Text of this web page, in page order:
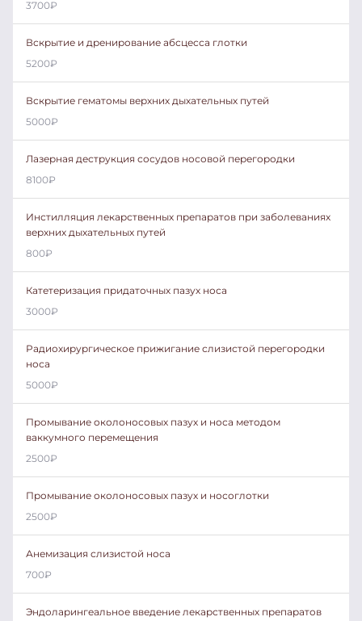
3700₽
Вскрытие и дренирование абсцесса глотки
5200₽
Вскрытие гематомы верхних дыхательных путей
5000₽
Лазерная деструкция сосудов носовой перегородки
8100₽
Инстилляция лекарственных препаратов при заболеваниях
верхних дыхательных путей
800₽
Катетеризация придаточных пазух носа
3000₽
Радиохирургическое прижигание слизистой перегородки
носа
5000₽
Промывание околоносовых пазух и носа методом
ваккумного перемещения
2500₽
Промывание околоносовых пазух и носоглотки
2500₽
Анемизация слизистой носа
700₽
Эндоларингеальное введение лекарственных препаратов